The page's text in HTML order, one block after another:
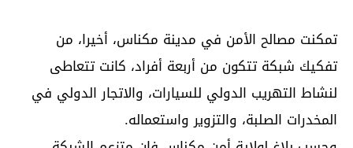
تمكنت مصالح الأمن في مدينة مكناس، أخيرا، من
تفكيك شبكة تتكون من أربعة أفراد، كانت تتعاطى
لنشاط التهريب الدولي للسيارات، والاتجار الدولي في
المخدرات الصلبة، والتزوير واستعماله.